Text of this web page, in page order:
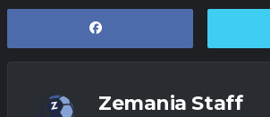
Zemania Staff